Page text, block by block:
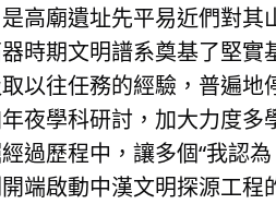
高廟遺址先平易近們對
時期文明譜系奠基了堅
以往任務的經驗，普遍地
夜學科研討，加大力度
過歷程中，讓多個“我認
端啟動中漢文明探源工程